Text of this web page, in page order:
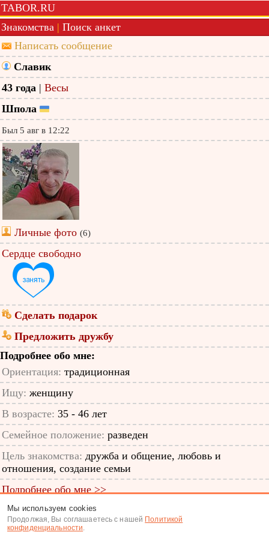
TABOR.RU
Знакомства | Поиск анкет
Написать сообщение
Славик
43 года | Весы
Шпола
Был 5 авг в 12:22
Личные фото (6)
Сердце свободно
Сделать подарок
Предложить дружбу
Подробнее обо мне:
Ориентация: традиционная
Ищу: женщину
В возрасте: 35 - 46 лет
Семейное положение: разведен
Цель знакомства: дружба и общение, любовь и
отношения, создание семьи
Подробнее обо мне >>
ID анкеты: 59628614
Знакомства|Поиск анкет
Мы используем cookies
Продолжая, Вы соглашаетесь с нашей Политикой
конфиденциальности.